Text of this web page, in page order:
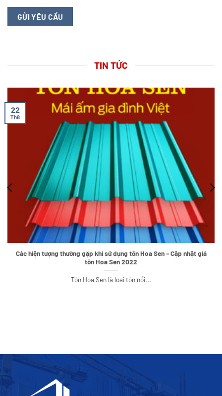
TIN TỨC
Các hiện tượng thường gặp khi sử dụng tôn Hoa Sen – Cập nhật giá
tôn Hoa Sen 2022
Tôn Hoa Sen là loại tôn nổi...
22
Th8